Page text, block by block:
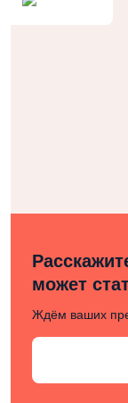
может
Ждём ваших